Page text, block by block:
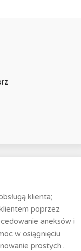
klienta;
poprzez
aneksów i
w osiągnięciu
prostych...